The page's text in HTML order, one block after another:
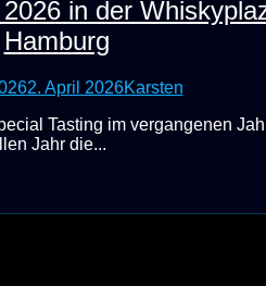
in der
Hamburg
2. April 2026Karsten
Tasting im vergangenen
Jahr die...